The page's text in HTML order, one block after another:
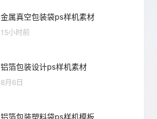
金属真空包装袋ps样机素材
15小时前
铝箔包装设计ps样机素材
8月6日
铝箔包装塑料袋ps样机模板